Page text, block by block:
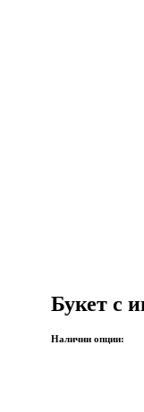
Букет с
Налични опции: